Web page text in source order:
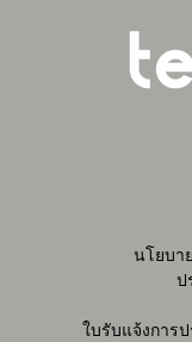
นโยบา
ป
ใบรับแจ้งการ